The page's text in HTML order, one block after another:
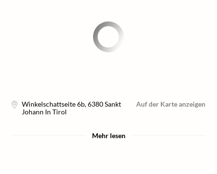
Winkelschattseite 6b,6380Sankt
Johann In Tirol
Auf der Karte anzeigen
Mehr lesen